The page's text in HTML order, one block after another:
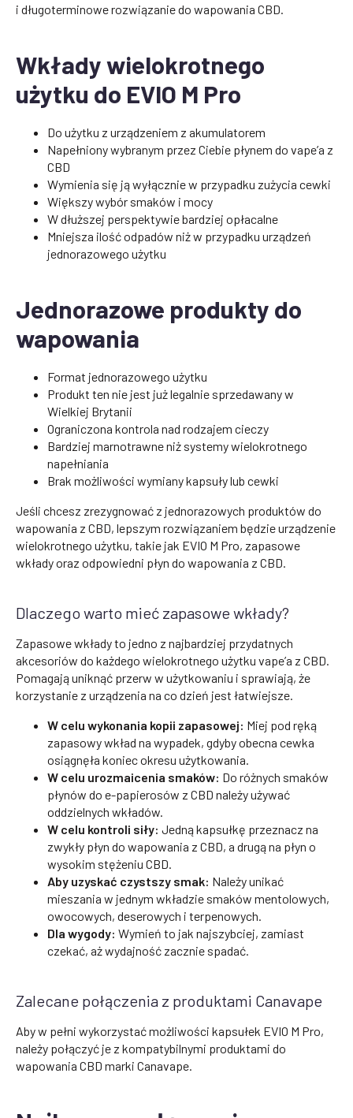
i długoterminowe rozwiązanie do wapowania CBD.
Wkłady wielokrotnego
użytku do EVIO M Pro
Do użytku z urządzeniem z akumulatorem
Napełniony wybranym przez Ciebie płynem do vape’a z
CBD
Wymienia się ją wyłącznie w przypadku zużycia cewki
Większy wybór smaków i mocy
W dłuższej perspektywie bardziej opłacalne
Mniejsza ilość odpadów niż w przypadku urządzeń
jednorazowego użytku
Jednorazowe produkty do
wapowania
Format jednorazowego użytku
Produkt ten nie jest już legalnie sprzedawany w
Wielkiej Brytanii
Ograniczona kontrola nad rodzajem cieczy
Bardziej marnotrawne niż systemy wielokrotnego
napełniania
Brak możliwości wymiany kapsuły lub cewki
Jeśli chcesz zrezygnować z jednorazowych produktów do
wapowania z CBD, lepszym rozwiązaniem będzie urządzenie
wielokrotnego użytku, takie jak EVIO M Pro, zapasowe
wkłady oraz odpowiedni płyn do wapowania z CBD.
Dlaczego warto mieć zapasowe wkłady?
Zapasowe wkłady to jedno z najbardziej przydatnych
akcesoriów do każdego wielokrotnego użytku vape’a z CBD.
Pomagają uniknąć przerw w użytkowaniu i sprawiają, że
korzystanie z urządzenia na co dzień jest łatwiejsze.
W celu wykonania kopii zapasowej: Miej pod ręką
zapasowy wkład na wypadek, gdyby obecna cewka
osiągnęła koniec okresu użytkowania.
W celu urozmaicenia smaków: Do różnych smaków
płynów do e-papierosów z CBD należy używać
oddzielnych wkładów.
W celu kontroli siły: Jedną kapsułkę przeznacz na
zwykły płyn do wapowania z CBD, a drugą na płyn o
wysokim stężeniu CBD.
Aby uzyskać czystszy smak: Należy unikać
mieszania w jednym wkładzie smaków mentolowych,
owocowych, deserowych i terpenowych.
Dla wygody: Wymień to jak najszybciej, zamiast
czekać, aż wydajność zacznie spadać.
Zalecane połączenia z produktami Canavape
Aby w pełni wykorzystać możliwości kapsułek EVIO M Pro,
należy połączyć je z kompatybilnymi produktami do
wapowania CBD marki Canavape.